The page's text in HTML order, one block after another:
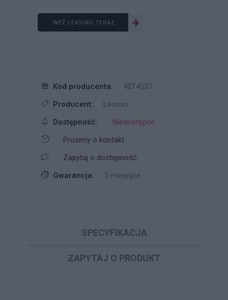
WEŹ LEASING TERAZ
Kod producenta:
42T4537
Producent:
Lenovo
Dostępność:
Niedostępne
Prosimy o kontakt
Zapytaj o dostępność
Gwarancja:
3 miesiące
SPECYFIKACJA
ZAPYTAJ O PRODUKT